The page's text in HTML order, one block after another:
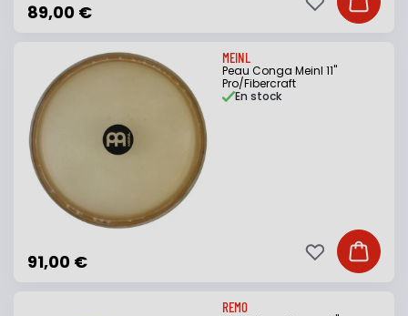
89,00 € Ajouter
Ajouter à ma
MEINL
Peau Conga Meinl 11"
Pro/Fibercraft
91,00 €
En stock
Ajouter
Ajouter à ma
REMO